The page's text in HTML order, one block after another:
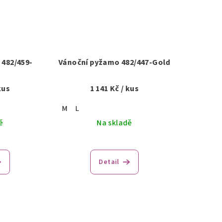
459- Vánoční pyžamo 482/447-Gold
1 141 Kč/ kus
M
L
Na skladě
Detail